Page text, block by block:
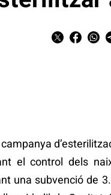
el control dels
una subvenció de